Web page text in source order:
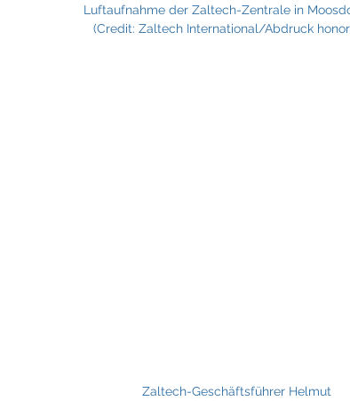
Luftaufnahme der Zaltech-Zentrale in
(Credit: Zaltech International/Abdruck
Zaltech-Geschäftsführer Helmut